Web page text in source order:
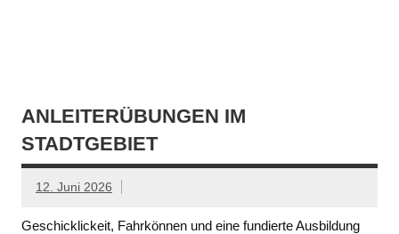
ANLEITERÜBUNGEN IM
STADTGEBIET
12. Juni 2026
Geschicklickeit, Fahrkönnen und eine fundierte Ausbildung